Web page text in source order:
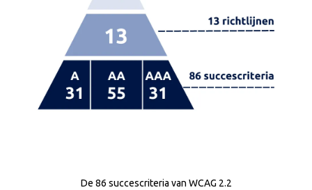
De 86 succescriteria van WCAG 2.2